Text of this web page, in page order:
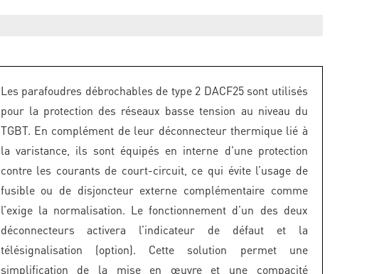
Les parafoudres débrochables de type 2 DACF25 sont utilisés
pour la protection des réseaux basse tension au niveau du
TGBT. En complément de leur déconnecteur thermique lié à
la varistance, ils sont équipés en interne d'une protection
contre les courants de court-circuit, ce qui évite l’usage de
fusible ou de disjoncteur externe complémentaire comme
l’exige la normalisation. Le fonctionnement d’un des deux
déconnecteurs activera l’indicateur de défaut et la
télésignalisation (option). Cette solution permet une
simplification de la mise en œuvre et une compacité